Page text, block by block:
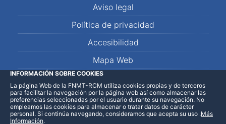
Aviso legal
Política de privacidad
Accesibilidad
Mapa Web
LinkedInFacebookWhatsApp
INFORMACIÓN SOBRE COOKIES
La página Web de la FNMT-RCM utiliza cookies propias y de terceros
para facilitar la navegación por la página web así como almacenar las
preferencias seleccionadas por el usuario durante su navegación. No
empleamos las cookies para almacenar o tratar datos de carácter
personal. Si continúa navegando, consideramos que acepta su uso .Más
Información.